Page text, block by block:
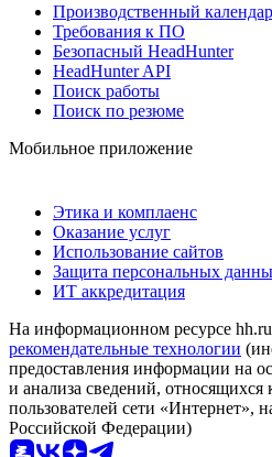
Производственный
Требования к ПО
Безопасный HeadHunter
HeadHunter API
Поиск работы
Поиск по резюме
Мобильное приложение
Этика и комплаенс
Оказание услуг
Использование сайтов
Защита персональных
ИТ аккредитация
На информационном ресурсе hh.ru
рекомендательные технологии
предоставления информации на
и анализа сведений, относящихся
пользователей сети «Интернет»,
Российской Федерации)